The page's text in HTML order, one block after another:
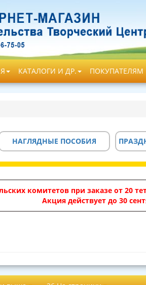
КАТАЛОГИ И ДР. ПОКУПАТЕЛЯМ
НАГЛЯДНЫЕ ПОСОБИЯ
комитетов при заказе от 20
Акция действует до 30